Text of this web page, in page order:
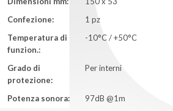
Confezione:
1 pz
Temperatura di
funzion.:
-10°C / +50°C
Grado di
protezione:
Per interni
Potenza sonora:
97dB @1m